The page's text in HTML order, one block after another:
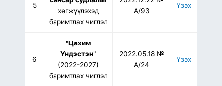
5
хөгжүүлэхэд
баримтлах чиглэл
А/93
Үзэх
6
"Цахим
Үндэстэн"
(2022-2027)
баримтлах чиглэл
2022.05.18 №
А/24
Үзэх